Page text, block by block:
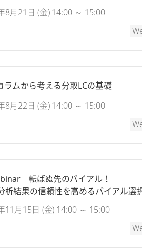
8月21日 (金) 14:00 ～ 15:00
ラムから考える分取LCの基礎
8月22日 (金) 14:00 ～ 15:00
転ばぬ先のバイアル！
析結果の信頼性を高めるバイアル選
11月15日 (金) 14:00 ～ 15:00